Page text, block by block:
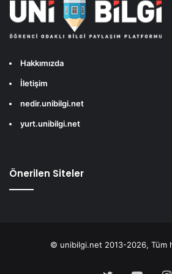
Hakkımızda
İletişim
nedir.unibilgi.net
yurt.unibilgi.net
Önerilen Siteler
© unibilgi.net 2013-2026, Tüm